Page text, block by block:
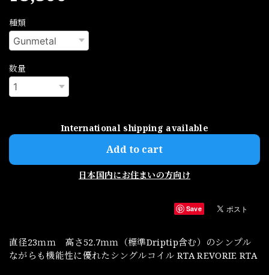
種類
数量
International shipping available
Add to cart
日本国内にお住まいの方向け
Save
直径23ｍｍ 高さ52.7ｍｍ（標準Driptip含む）のシンプル
ながらも機能性に優れたシングルコイル RTA REVORIE RTA